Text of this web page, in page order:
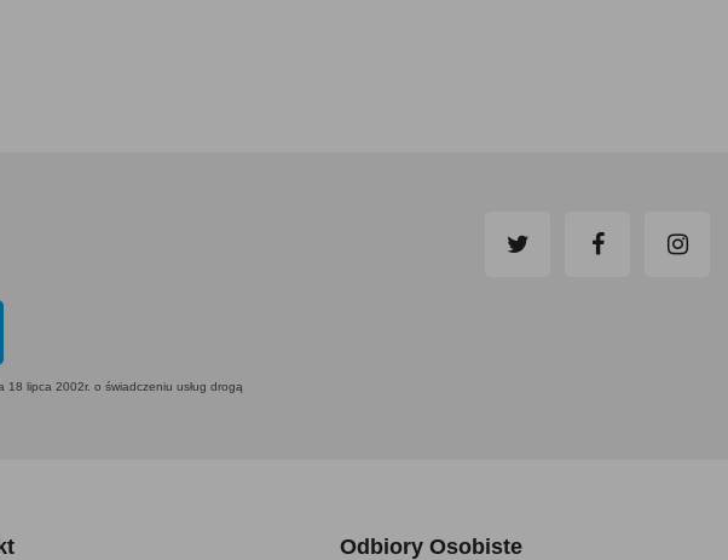
lipca 2002r. o świadczeniu usług drogą
Odbiory Osobiste